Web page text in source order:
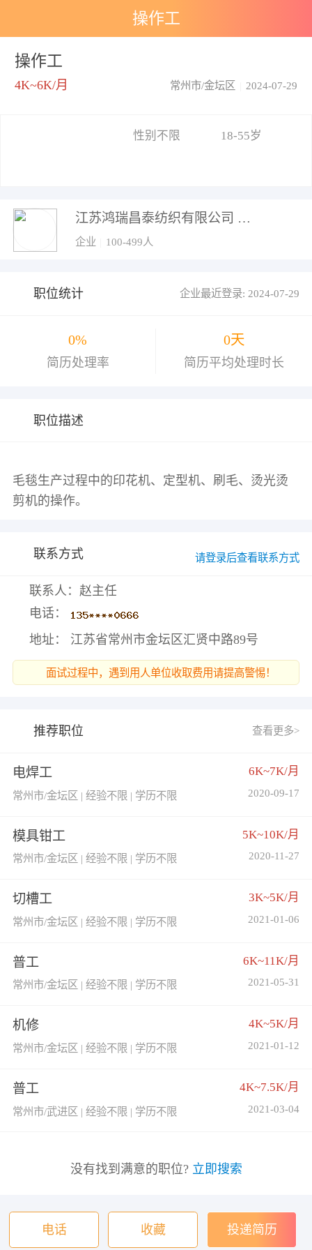
操作工
操作工
4K~6K/月 2024-07-29
常州市/金坛区
性别不限 18-55岁
江苏鸿瑞昌泰纺织有限公司
企业 100-499人
职位统计 企业最近登录: 2024-07-29
0%
简历处理率
0天
简历平均处理时长
职位描述
毛毯生产过程中的印花机、定型机、刷毛、烫光烫
联系方式 请登录后查看联系方式
联系人：赵主任
电话：
地址： 江苏省常州市金坛区汇贤中路89号
面试过程中，遇到用人单位收取费用请提高警惕！
推荐职位 查看更多>
电焊工 6K~7K/月
常州市/金坛区 | 经验不限 | 学历不限 2020-09-17
模具钳工 5K~10K/月
常州市/金坛区 | 经验不限 | 学历不限 2020-11-27
切槽工 3K~5K/月
常州市/金坛区 | 经验不限 | 学历不限 2021-01-06
普工 6K~11K/月
常州市/金坛区 | 经验不限 | 学历不限 2021-05-31
机修 4K~5K/月
常州市/金坛区 | 经验不限 | 学历不限 2021-01-12
普工 4K~7.5K/月
常州市/武进区 | 经验不限 | 学历不限 2021-03-04
没有找到满意的职位? 立即搜索
电话 收藏 投递简历